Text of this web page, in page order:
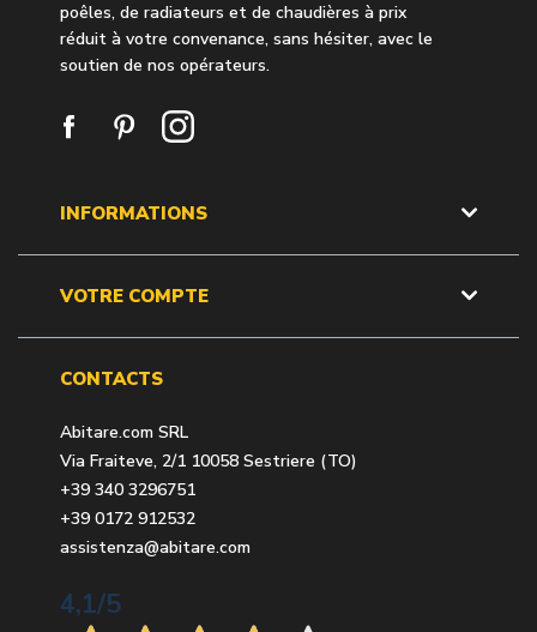
poêles, de radiateurs et de chaudières à prix
réduit à votre convenance, sans hésiter, avec le
soutien de nos opérateurs.
INFORMATIONS
VOTRE COMPTE
CONTACTS
Abitare.com SRL
Via Fraiteve, 2/1 10058 Sestriere (TO)
+39 340 3296751
+39 0172 912532
assistenza@abitare.com
4,1/5